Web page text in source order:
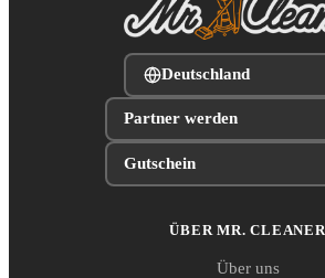
Deutschland
Partner werden
Gutschein
ÜBER MR. CLEANER
Über uns